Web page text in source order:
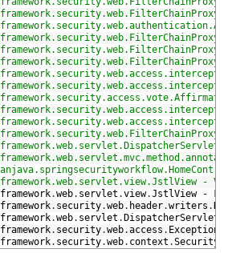
-
.web. servlet .view.JstlView -
. security.web. header.writers .
.web. servlet .DispatcherServlet
. security.web.access .
. security.web. context .